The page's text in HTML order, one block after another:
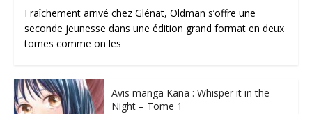
Fraîchement arrivé chez Glénat, Oldman s’offre une
seconde jeunesse dans une édition grand format en deux
tomes comme on les
Avis manga Kana : Whisper it in the
Night – Tome 1